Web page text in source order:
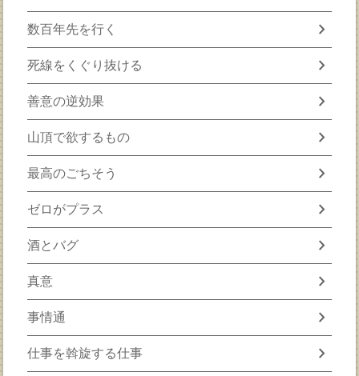
数百年先を行く chevron_right
死線をくぐり抜ける chevron_right
善意の逆効果 chevron_right
山頂で欲するもの chevron_right
最高のごちそう chevron_right
ゼロがプラス chevron_right
酒とバグ chevron_right
真意 chevron_right
事情通 chevron_right
仕事を斡旋する仕事 chevron_right